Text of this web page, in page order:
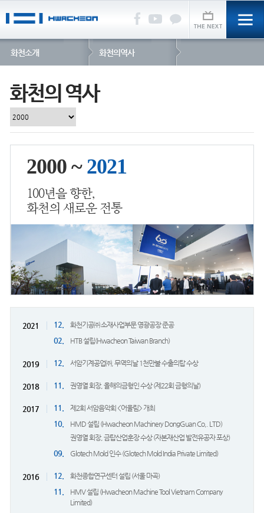
화천소개 화천의역사
화천의 역사
2000 ~ 2021
100년을 향한,
화천의 새로운 전통
2021 12. 화천기공㈜ 소재사업부문 영광공장 준공
02. HTB 설립(Hwacheon Taiwan Branch)
2019 12. 서암기계공업㈜, 무역의날 1천만불 수출의탑 수상
2018 11. 권영열 회장, 올해의금형인 수상 (제22회 금형의날)
2017 11. 제2회 서암음악회 <어울림> 개최
10.
HMD 설립 (Hwacheon Machinery DongGuan Co,. LTD)
권영열 회장, 금탑산업훈장 수상 (자본재산업 발전유공자 포상)
09. Glotech Mold 인수 (Glotech Mold India Private Limited)
2016 12. 화천종합연구센터 설립 (서울 마곡)
11.
HMV 설립 (Hwacheon Machine Tool Vietnam Company
Limited)